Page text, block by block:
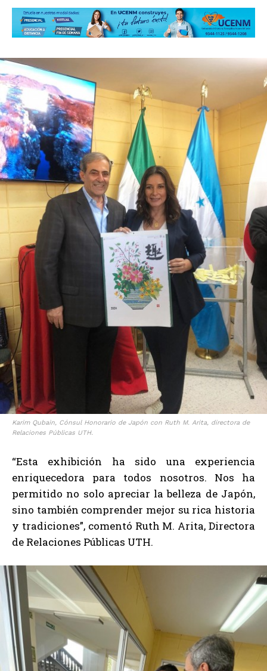
Karim Qubain, Cónsul Honorario de Japón con Ruth M. Arita, directora de
Relaciones Públicas UTH.
“Esta exhibición ha sido una experiencia
enriquecedora para todos nosotros. Nos ha
permitido no solo apreciar la belleza de Japón,
sino también comprender mejor su rica historia
y tradiciones”, comentó Ruth M. Arita, Directora
de Relaciones Públicas UTH.